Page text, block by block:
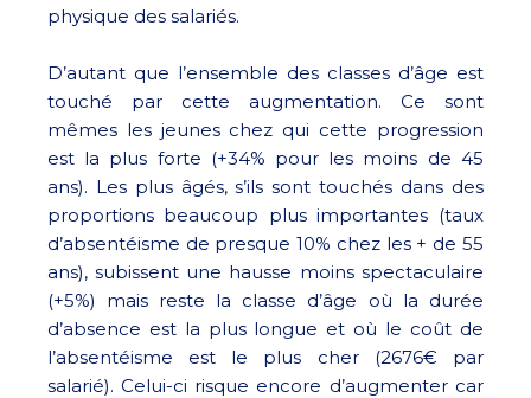
physique des salariés.
D’autant que l’ensemble des classes d’âge est
touché par cette augmentation. Ce sont
mêmes les jeunes chez qui cette progression
est la plus forte (+34% pour les moins de 45
ans). Les plus âgés, s’ils sont touchés dans des
proportions beaucoup plus importantes (taux
d’absentéisme de presque 10% chez les + de 55
ans), subissent une hausse moins spectaculaire
(+5%) mais reste la classe d’âge où la durée
d’absence est la plus longue et où le coût de
l’absentéisme est le plus cher (2676€ par
salarié). Celui-ci risque encore d’augmenter car